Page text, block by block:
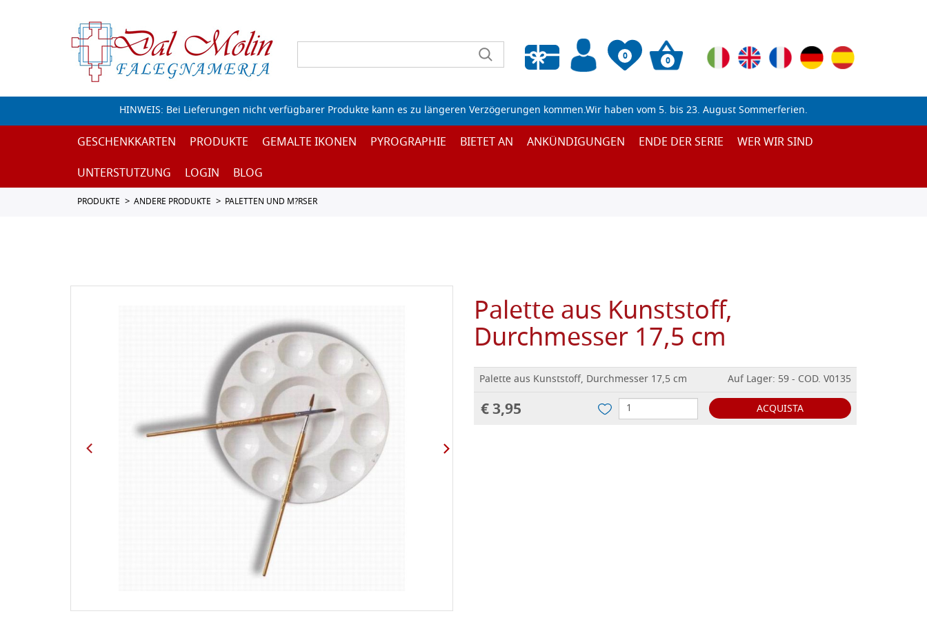
0
Wunschliste leeren
0
HINWEIS: Bei Lieferungen nicht verfügbarer Produkte kann es zu längeren Verzögerungen kommen.Wir haben vom 5. bis 23. August Sommerferien.
GESCHENKKARTEN PRODUKTE GEMALTE IKONEN PYROGRAPHIE BIETET AN ANKÜNDIGUNGEN ENDE DER SERIE
WER WIR SIND
UNTERSTUTZUNG
LOGIN BLOG
PRODUKTE ANDERE PRODUKTE PALETTEN UND M?RSER
Palette aus Kunststoff,
Durchmesser 17,5 cm
Palette aus Kunststoff, Durchmesser 17,5 cm Auf Lager: 59 - COD. V0135
€ 3,95 ACQUISTA